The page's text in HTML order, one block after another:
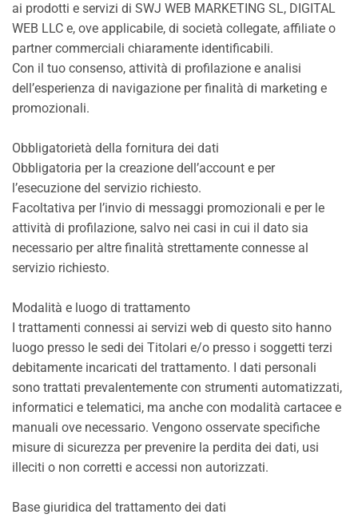
ai prodotti e servizi di SWJ WEB MARKETING SL, DIGITAL
WEB LLC e, ove applicabile, di società collegate, affiliate o
partner commerciali chiaramente identificabili.
Con il tuo consenso, attività di profilazione e analisi
dell’esperienza di navigazione per finalità di marketing e
promozionali.
Obbligatorietà della fornitura dei dati
Obbligatoria per la creazione dell’account e per
l’esecuzione del servizio richiesto.
Facoltativa per l’invio di messaggi promozionali e per le
attività di profilazione, salvo nei casi in cui il dato sia
necessario per altre finalità strettamente connesse al
servizio richiesto.
Modalità e luogo di trattamento
I trattamenti connessi ai servizi web di questo sito hanno
luogo presso le sedi dei Titolari e/o presso i soggetti terzi
debitamente incaricati del trattamento. I dati personali
sono trattati prevalentemente con strumenti automatizzati,
informatici e telematici, ma anche con modalità cartacee e
manuali ove necessario. Vengono osservate specifiche
misure di sicurezza per prevenire la perdita dei dati, usi
illeciti o non corretti e accessi non autorizzati.
Base giuridica del trattamento dei dati